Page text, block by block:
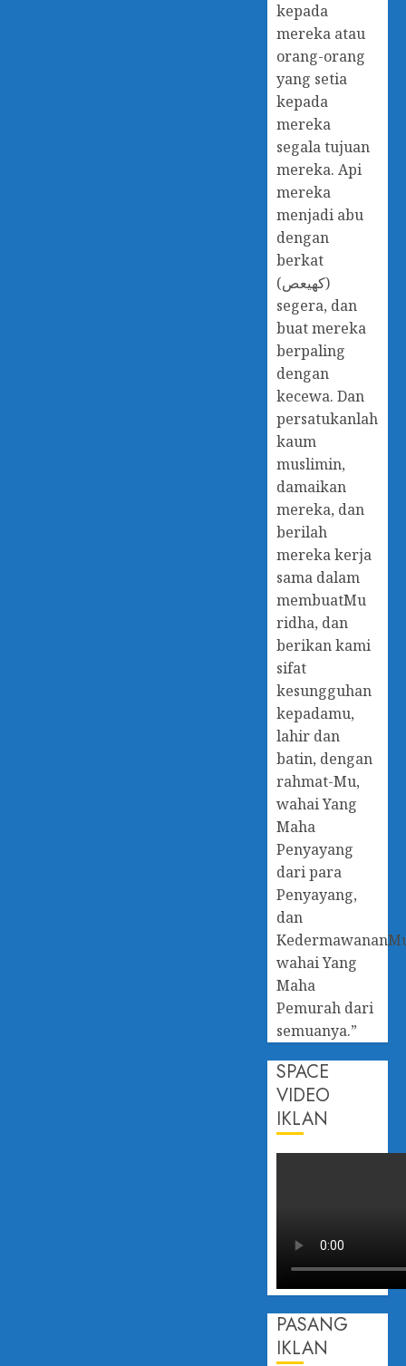
kepada
mereka atau
orang-orang
yang setia
kepada
mereka
segala tujuan
mereka. Api
mereka
menjadi abu
dengan
berkat
(كهيعص)
segera, dan
buat mereka
berpaling
dengan
kecewa. Dan
persatukanlah
kaum
muslimin,
damaikan
mereka, dan
berilah
mereka kerja
sama dalam
membuatMu
ridha, dan
berikan kami
sifat
kesungguhan
kepadamu,
lahir dan
batin, dengan
rahmat-Mu,
wahai Yang
Maha
Penyayang
dari para
Penyayang,
dan
wahai Yang
Maha
Pemurah dari
semuanya.”
SPACE
VIDEO
IKLAN
PASANG
IKLAN